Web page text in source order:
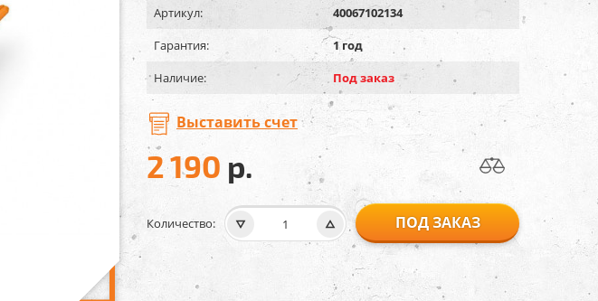
Артикул:
40067102134
Гарантия:
1 год
Наличие:
Под заказ
Выставить счет
2 190 р.
Количество: ПОД ЗАКАЗ